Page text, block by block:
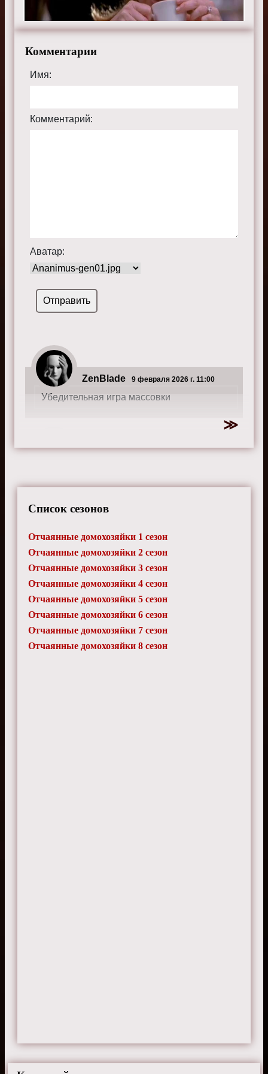
sitedomhozsru.ru.
Комментарии
Имя:
Комментарий:
Аватар:
ZenBlade 9 февраля 2026 г. 11:00
Убедительная игра массовки
интриг! Габи просто огонь, самая яркая
Список сезонов
Отчаянные домохозяйки 1 сезон
Отчаянные домохозяйки 2 сезон
Отчаянные домохозяйки 3 сезон
Отчаянные домохозяйки 4 сезон
Отчаянные домохозяйки 5 сезон
Отчаянные домохозяйки 6 сезон
Отчаянные домохозяйки 7 сезон
Отчаянные домохозяйки 8 сезон